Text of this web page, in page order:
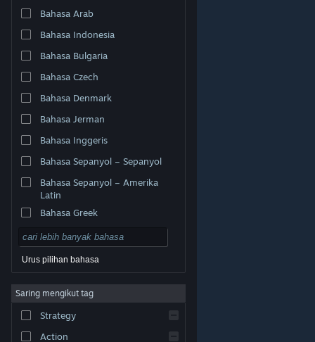
© Valve Corporation. Hak cipta terpelihara. Semua
tanda dagangan ialah hak milik pemilik masing-masing
Perundangan|Accessibility
Steam| Bayaran balik
Bahasa Arab
Bahasa Indonesia
Bahasa Bulgaria
Bahasa Czech
Bahasa Denmark
Bahasa Jerman
Bahasa Inggeris
Bahasa Sepanyol – Sepanyol
Bahasa Sepanyol – Amerika
Latin
Bahasa Greek
Urus pilihan bahasa
Saring mengikut tag
Strategy
Action